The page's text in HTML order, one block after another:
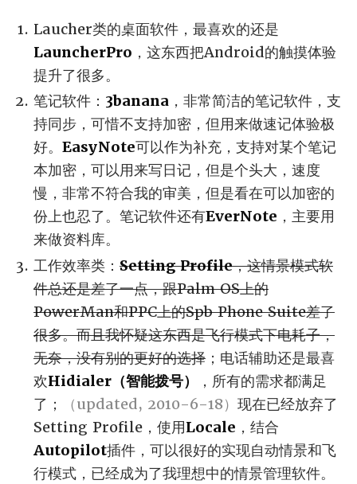
Laucher类的桌面软件，最喜欢的还是
LauncherPro ，这东西把Android的触摸体验
提升了很多。
笔记软件： 3banana ，非常简洁的笔记软件，支
持同步，可惜不支持加密，但用来做速记体验极
好。 EasyNote可以作为补充，支持对某个笔记
本加密，可以用来写日记，但是个头大，速度
慢，非常不符合我的审美，但是看在可以加密的
份上也忍了。笔记软件还有EverNote ，主要用
来做资料库。
工作效率类： Setting Profile，这情景模式软
件总还是差了一点，跟Palm OS上的
PowerMan和PPC上的Spb Phone Suite差了
很多。而且我怀疑这东西是飞行模式下电耗子，
无奈，没有别的更好的选择 ；电话辅助还是最喜
欢Hidialer（智能拨号）
，所有的需求都满足
了；
（updated, 2010-6-18） 现在已经放弃了
Setting Profile，使用Locale ，结合
Autopilot插件，可以很好的实现自动情景和飞
行模式，已经成为了我理想中的情景管理软件。